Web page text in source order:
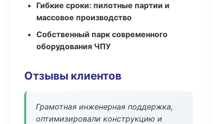
Гибкие сроки: пилотные партии и
массовое производство
Собственный парк современного
оборудования ЧПУ
Отзывы клиентов
Грамотная инженерная поддержка,
оптимизировали конструкцию и